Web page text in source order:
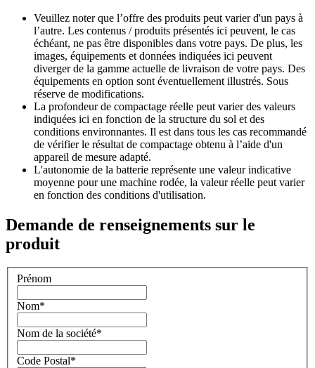
Veuillez noter que l’offre des produits peut varier d'un pays à
l’autre. Les contenus / produits présentés ici peuvent, le cas
échéant, ne pas être disponibles dans votre pays. De plus, les
images, équipements et données indiquées ici peuvent
diverger de la gamme actuelle de livraison de votre pays. Des
équipements en option sont éventuellement illustrés. Sous
réserve de modifications.
La profondeur de compactage réelle peut varier des valeurs
indiquées ici en fonction de la structure du sol et des
conditions environnantes. Il est dans tous les cas recommandé
de vérifier le résultat de compactage obtenu à l’aide d'un
appareil de mesure adapté.
L'autonomie de la batterie représente une valeur indicative
moyenne pour une machine rodée, la valeur réelle peut varier
en fonction des conditions d'utilisation.
Demande de renseignements sur le
produit
Prénom
Nom*
Nom de la société*
Code Postal*